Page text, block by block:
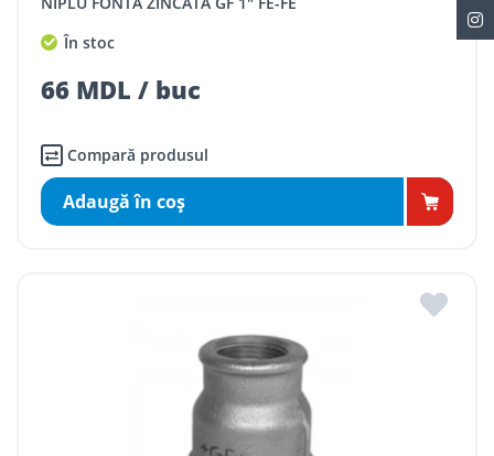
În stoc
66 MDL / buc
Compară produsul
Adaugă în coş